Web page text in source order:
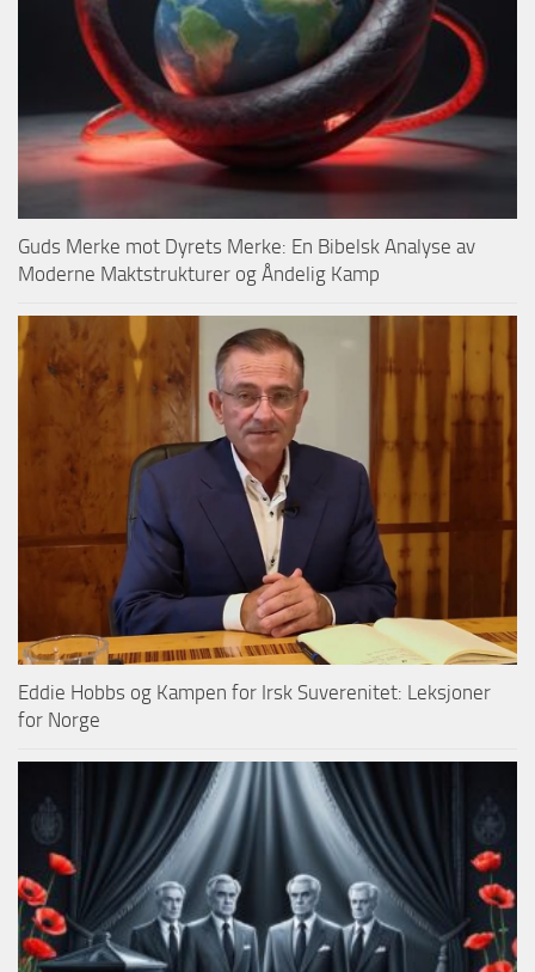
Guds Merke mot Dyrets Merke: En Bibelsk Analyse av
Moderne Maktstrukturer og Åndelig Kamp
Eddie Hobbs og Kampen for Irsk Suverenitet: Leksjoner
for Norge